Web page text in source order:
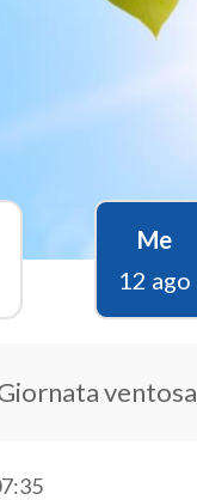
Me
12 ago
ventosa